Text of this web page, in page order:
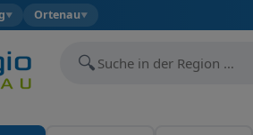
▼ Ortenau▼
🔍